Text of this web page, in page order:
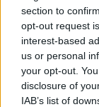
section to
opt-out request
interest-based
us or personal
your opt-out.
disclosure of
IAB’s list of
Előző cikk
Bagnaia reméli,
utólag Marc
legbotrányosabb